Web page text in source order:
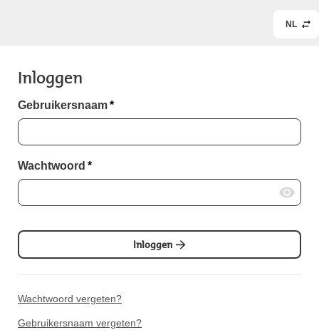
NL
Inloggen
Gebruikersnaam*
Wachtwoord *
Inloggen
Wachtwoord vergeten?
Gebruikersnaam vergeten?